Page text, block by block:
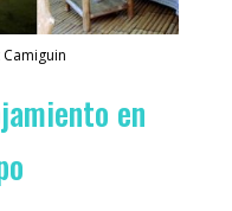
en